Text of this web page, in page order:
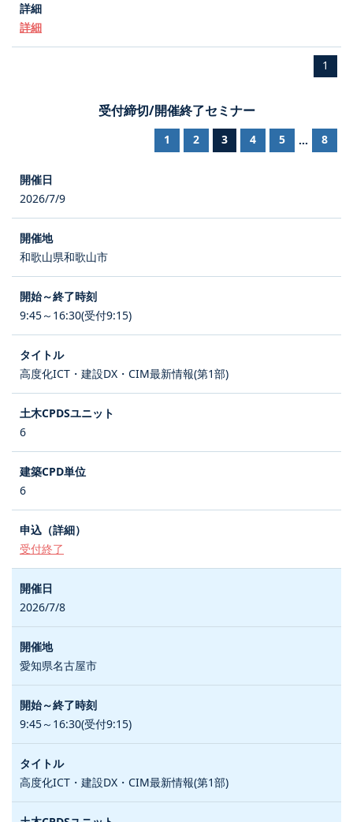
詳細
1
受付締切/開催終了セミナー
1 2 3 4 5 ... 8
2026/7/9
和歌山県和歌山市
9:45～16:30(受付9:15)
高度化ICT・建設DX・CIM最新情報(第1部)
6
6
受付終了
2026/7/8
愛知県名古屋市
9:45～16:30(受付9:15)
高度化ICT・建設DX・CIM最新情報(第1部)